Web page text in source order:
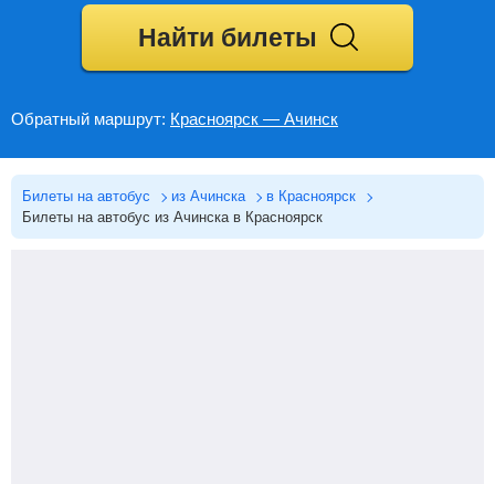
Найти билеты
Обратный маршрут: Красноярск — Ачинск
Билеты на автобус из Ачинска
в Красноярск
Билеты на автобус из Ачинска в Красноярск